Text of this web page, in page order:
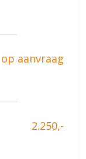
op aanvraag
2.250,-